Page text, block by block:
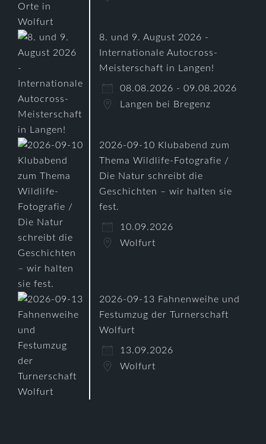
8. und 9. August 2026 -
Internationale Autocross-
Meisterschaft in Langen!
08.08.2026 - 09.08.2026
Langen bei Bregenz
2026-09-10 Klubabend zum
Thema Wildlife-Fotografie /
Die Natur schreibt die
Geschichten – wir halten sie
fest.
10.09.2026
Wolfurt
2026-09-13 Fahnenweihe und
Festumzug der Turnerschaft
Wolfurt
13.09.2026
Wolfurt